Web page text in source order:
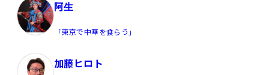
阿生
「東京で中華を食らう」
加藤ヒロト